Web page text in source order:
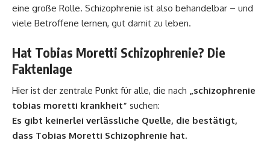
eine große Rolle. Schizophrenie ist also behandelbar – und
viele Betroffene lernen, gut damit zu leben.
Hat Tobias Moretti Schizophrenie? Die
Faktenlage
Hier ist der zentrale Punkt für alle, die nach „schizophrenie
tobias moretti krankheit“ suchen:
Es gibt keinerlei verlässliche Quelle, die bestätigt,
dass Tobias Moretti Schizophrenie hat.